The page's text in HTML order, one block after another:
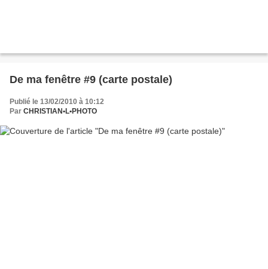
De ma fenêtre #9 (carte postale)
Publié le 13/02/2010 à 10:12
Par CHRISTIAN•L•PHOTO